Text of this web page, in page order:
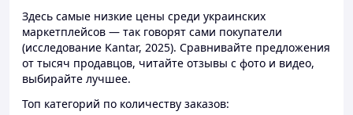
Здесь самые низкие цены среди украинских
маркетплейсов — так говорят сами покупатели
(исследование Kantar, 2025). Сравнивайте предложения
от тысяч продавцов, читайте отзывы с фото и видео,
выбирайте лучшее.
Топ категорий по количеству заказов: